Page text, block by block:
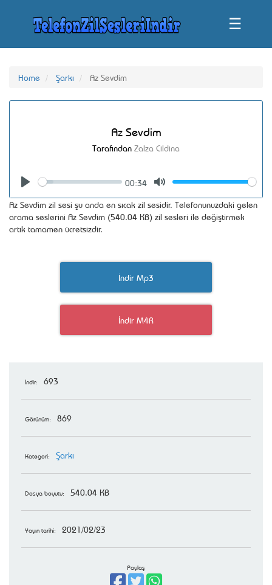
☰
Home Şarkı Az Sevdim
Az Sevdim
Tarafından Zalza Cildina
Seek
00:34
Volume
Az Sevdim zil sesi şu anda en sıcak zil sesidir. Telefonunuzdaki gelen
arama seslerini Az Sevdim (540.04 KB) zil sesleri ile değiştirmek
artık tamamen ücretsizdir.
İndir Mp3
İndir M4R
İndir: 693
Görünüm: 869
Kategori: Şarkı
Dosya boyutu: 540.04 KB
Yayın tarihi: 2021/02/23
Paylaş